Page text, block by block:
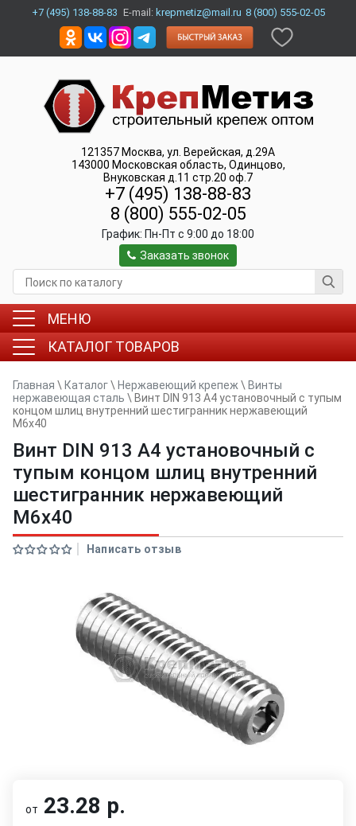
+7 (495) 138-88-83 E-mail: krepmetiz@mail.ru 8 (800) 555-02-05
121357 Москва, ул. Верейская, д.29А
143000 Московская область, Одинцово,
Внуковская д.11 стр.20 оф.7
+7 (495) 138-88-83
8 (800) 555-02-05
График: Пн-Пт c 9:00 до 18:00
Заказать звонок
МЕНЮ
КАТАЛОГ ТОВАРОВ
Главная \ Каталог\ Нержавеющий крепеж \ Винты
нержавеющая сталь \ Винт DIN 913 A4 установочный с тупым
концом шлиц внутренний шестигранник нержавеющий
M6x40
Винт DIN 913 A4 установочный с
тупым концом шлиц внутренний
шестигранник нержавеющий
M6x40
Написать отзыв
от 23.28 р.